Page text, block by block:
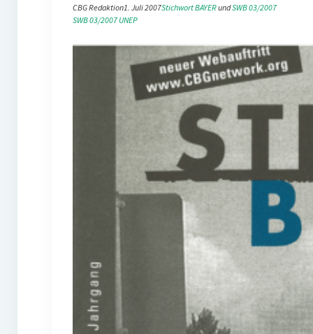
CBG Redaktion1. Juli 2007Stichwort BAYER und SWB 03/2007
SWB 03/2007 UNEP